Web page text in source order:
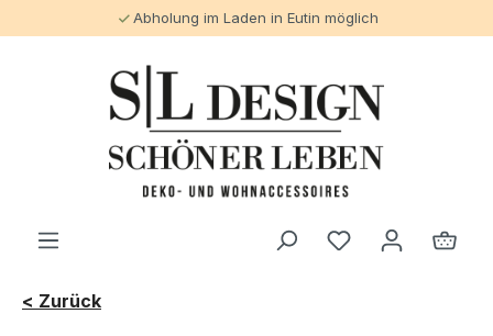
Abholung im Laden in Eutin möglich
< Zurück